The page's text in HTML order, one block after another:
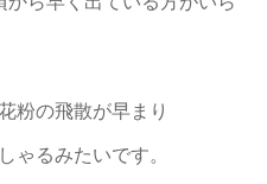
粉の飛散が早まり
ゃるみたいです。